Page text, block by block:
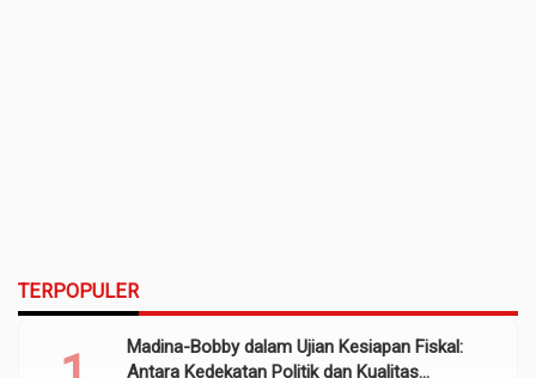
TERPOPULER
Madina-Bobby dalam Ujian Kesiapan Fiskal:
Antara Kedekatan Politik dan Kualitas